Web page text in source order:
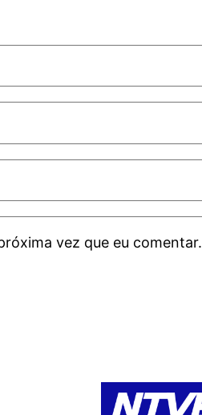
vez que eu comentar.